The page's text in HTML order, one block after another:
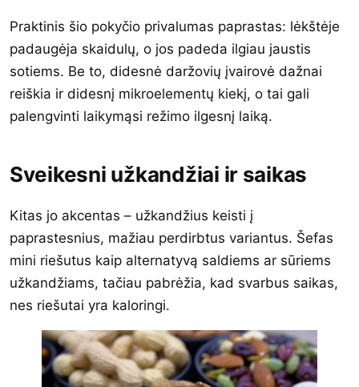
Praktinis šio pokyčio privalumas paprastas: lėkštėje
padaugėja skaidulų, o jos padeda ilgiau jaustis
sotiems. Be to, didesnė daržovių įvairovė dažnai
reiškia ir didesnį mikroelementų kiekį, o tai gali
palengvinti laikymąsi režimo ilgesnį laiką.
Sveikesni užkandžiai ir saikas
Kitas jo akcentas – užkandžius keisti į
paprastesnius, mažiau perdirbtus variantus. Šefas
mini riešutus kaip alternatyvą saldiems ar sūriems
užkandžiams, tačiau pabrėžia, kad svarbus saikas,
nes riešutai yra kaloringi.